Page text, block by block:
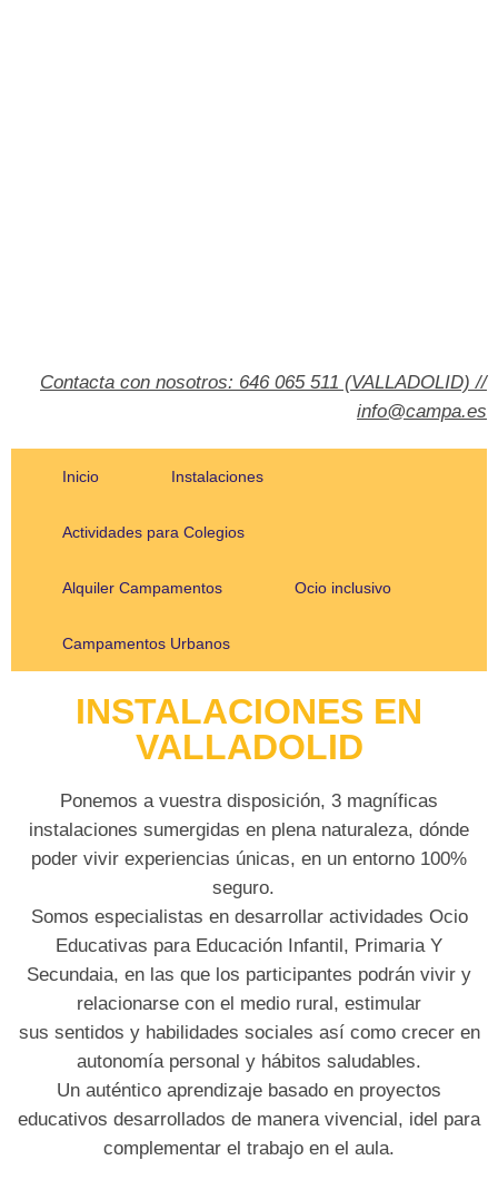
Contacta con nosotros: 646 065 511 (VALLADOLID) //
info@campa.es
Inicio Instalaciones
Actividades para Colegios
Alquiler Campamentos Ocio inclusivo
Campamentos Urbanos
INSTALACIONES EN
VALLADOLID
Ponemos a vuestra disposición, 3 magníficas
instalaciones sumergidas en plena naturaleza, dónde
poder vivir experiencias únicas, en un entorno 100%
seguro.
Somos especialistas en desarrollar actividades Ocio
Educativas para Educación Infantil, Primaria Y
Secundaia, en las que los participantes podrán vivir y
relacionarse con el medio rural, estimular
sus sentidos y habilidades sociales así como crecer en
autonomía personal y hábitos saludables.
Un auténtico aprendizaje basado en proyectos
educativos desarrollados de manera vivencial, idel para
complementar el trabajo en el aula.